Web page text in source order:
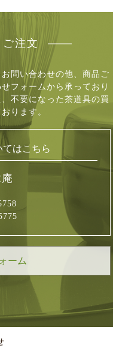
ご注文
問い合わせの他、商品ご
フォームから承っており
、不要になった茶道具の買
ります。
はこちら
ーム